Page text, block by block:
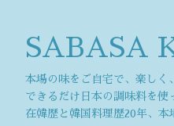
SABASA
本場の味をご自宅で、楽しく
できるだけ日本の調味料を使
在韓歴と韓国料理歴20年、本